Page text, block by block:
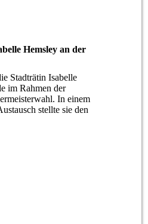
Hemsley an der
Stadträtin Isabelle
im Rahmen der
In einem
stellte sie den